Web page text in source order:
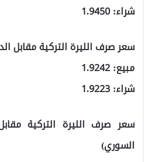
شراء: 1.9450
سعر صرف الليرة التركية مقابل
مبيع: 1.9242
شراء: 1.9223
سعر صرف الليرة التركية
السوري)